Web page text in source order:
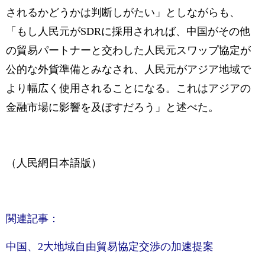
されるかどうかは判断しがたい」としながらも、
「もし人民元がSDRに採用されれば、中国がその他
の貿易パートナーと交わした人民元スワップ協定が
公的な外貨準備とみなされ、人民元がアジア地域で
より幅広く使用されることになる。これはアジアの
金融市場に影響を及ぼすだろう」と述べた。
（人民網日本語版）
関連記事：
中国、2大地域自由貿易協定交渉の加速提案